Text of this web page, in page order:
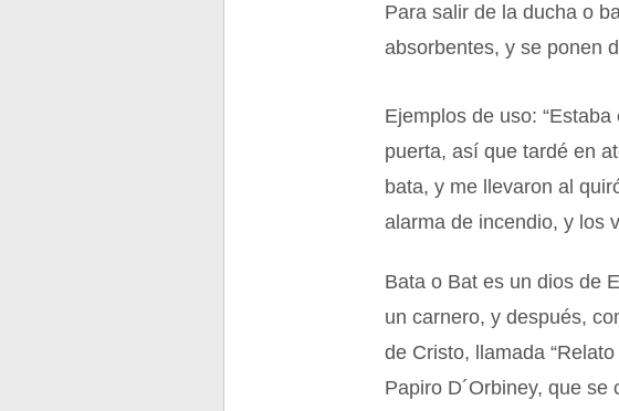
Para salir de la ducha o
absorbentes, y se ponen
Ejemplos de uso:
puerta, así que tardé en
bata, y me llevaron al
alarma de incendio, y los
Bata o Bat es un dios de
un carnero, y después,
de Cristo, llamada
Papiro D´Orbiney, que